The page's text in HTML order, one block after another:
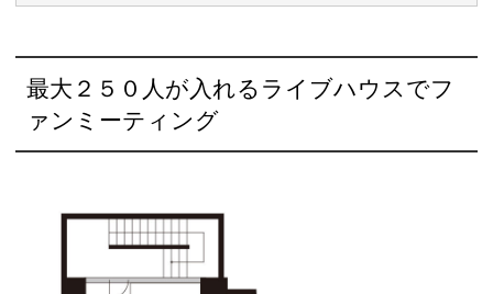
最大２５０人が入れるライブハウスでフ
ァンミーティング